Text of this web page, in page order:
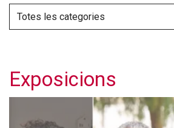
Exposicions